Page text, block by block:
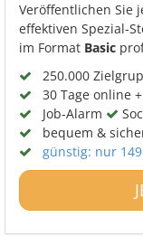
Veröffentlichen Sie
effektiven Spezial-
im Format Basic
250.000
30 Tage online
Job-Alarm
bequem &
günstig: nur